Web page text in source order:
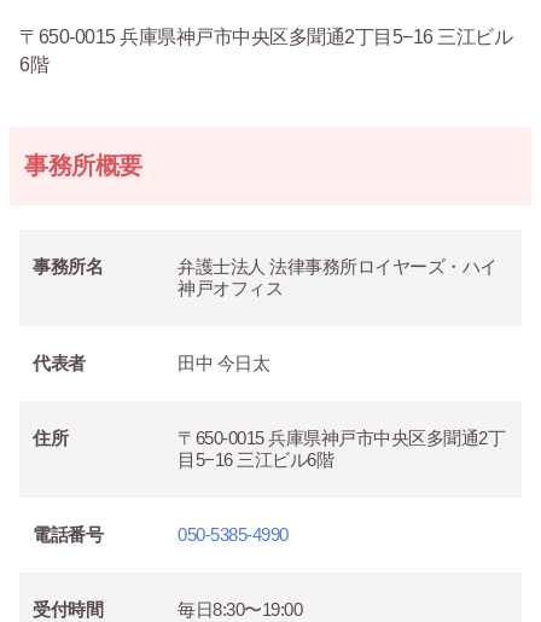
〒650-0015 兵庫県神戸市中央区多聞通2丁目5−16 三江ビル
6階
事務所概要
事務所名
弁護士法人 法律事務所ロイヤーズ・ハイ
神戸オフィス
代表者 田中 今日太
住所
〒650-0015 兵庫県神戸市中央区多聞通2丁
目5−16 三江ビル6階
電話番号 050-5385-4990
受付時間 毎日8:30〜19:00